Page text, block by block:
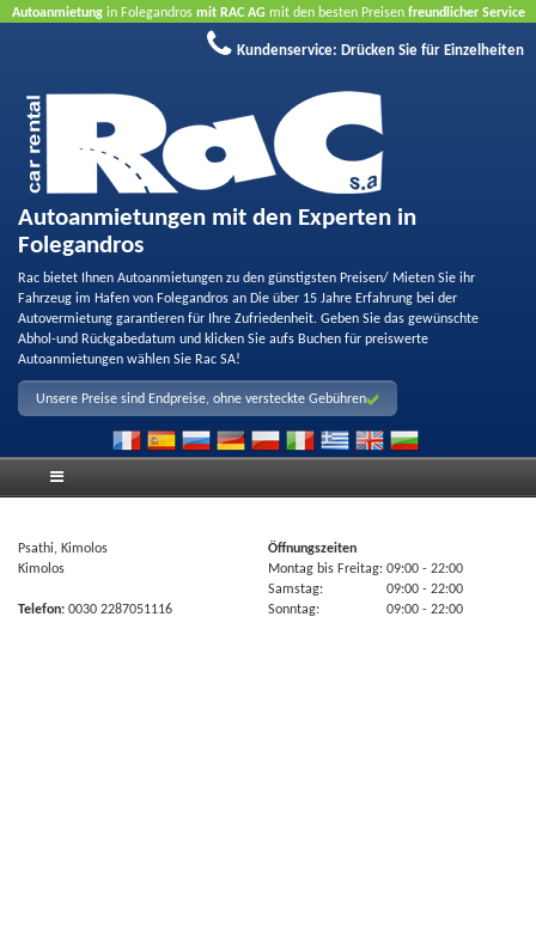
Autoanmietung in Folegandros mit RAC AG mit den besten Preisen freundlicher Service
Buchen Sie jetzt, profitieren Sie von unseren Angeboten
Kundenservice: Drücken Sie für Einzelheiten
Autoanmietungen mit den Experten in
Folegandros
Rac bietet Ihnen Autoanmietungen zu den günstigsten Preisen/ Mieten Sie ihr
Fahrzeug im Hafen von Folegandros an Die über 15 Jahre Erfahrung bei der
Autovermietung garantieren für Ihre Zufriedenheit. Geben Sie das gewünschte
Abhol-und Rückgabedatum und klicken Sie aufs Buchen für preiswerte
Autoanmietungen wählen Sie Rac SA!
Unsere Preise sind Endpreise, ohne versteckte Gebühren
Psathi, Kimolos
Kimolos
Telefon: 0030 2287051116
Öffnungszeiten
Montag bis Freitag: 09:00 - 22:00
Samstag:
09:00 - 22:00
Sonntag:
09:00 - 22:00